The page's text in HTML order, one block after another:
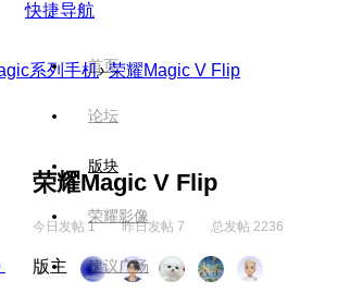
快捷导航
首页
论坛
版块
荣耀影像
建议广场
系列手机› 荣耀Magic V Flip
荣耀Magic V Flip
今日发帖 1 昨日发帖 7 总发帖 2236
版主